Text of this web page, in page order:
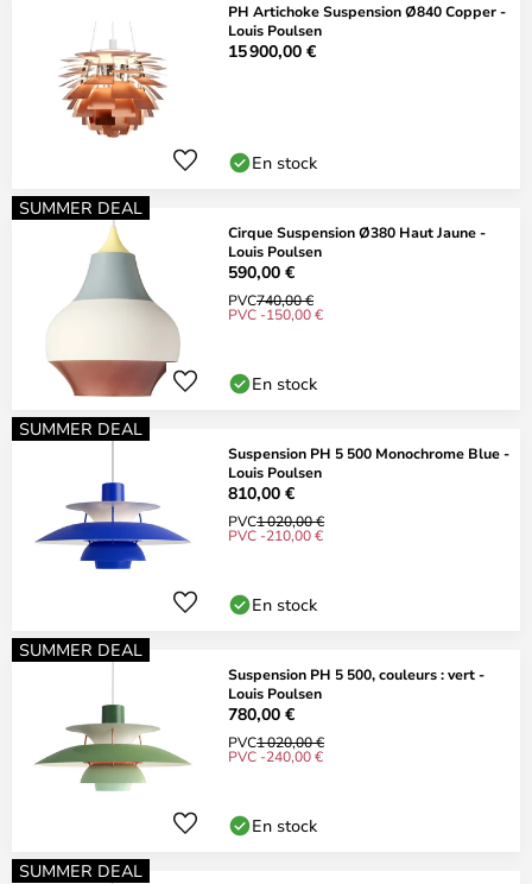
PH Artichoke Suspension Ø840 Copper -
Louis Poulsen
15 900,00 €
En stock
SUMMER DEAL
Cirque Suspension Ø380 Haut Jaune -
Louis Poulsen
590,00 €
PVC740,00 €
PVC -150,00 €
En stock
SUMMER DEAL
Suspension PH 5 500 Monochrome Blue -
Louis Poulsen
810,00 €
PVC1 020,00 €
PVC -210,00 €
En stock
SUMMER DEAL
Suspension PH 5 500, couleurs : vert -
Louis Poulsen
780,00 €
PVC1 020,00 €
PVC -240,00 €
En stock
SUMMER DEAL